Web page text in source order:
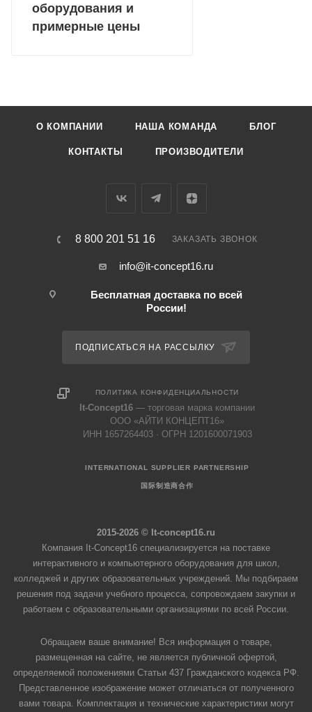
оборудования и
примерные цены
О КОМПАНИИ НАША КОМАНДА БЛОГ
КОНТАКТЫ ПРОИЗВОДИТЕЛИ
8 800 201 51 16 ЗАКАЗАТЬ ЗВОНОК
info@it-concept16.ru
Бесплатная доставка по всей
России!
ПОДПИСАТЬСЯ НА РАССЫЛКУ
ПОЛИТИКА КОНФИДЕНЦИАЛЬНОСТИ
It-Concept16 — торговая марка компании
ООО «АЙТИ КОНЦЕПТ16»
ИНН 1657264403 · ОГРН 1201600071903
INTERNATIONAL SUPPLIER PARTNERSHIP
国际制造商合作
2015-2026 © It-concept16.ru
Компания It-Concept16 специализируется на поставке
интерактивного и компьютерного оборудования для школ,
колледжей и других образовательных учреждений. Мы подбираем
решения под задачи учебного процесса, сопровождаем закупки и
работаем с образовательными организациями по всей России.
Обращаем ваше внимание! Вся информация о товаре,
размещенная на сайте, не является публичной офертой,
определяемой положениями Статьи 437 Гражданского кодекса РФ.
Представленное изображение может отличаться от полученного
вами товара. Комплектация и технические характеристики могут